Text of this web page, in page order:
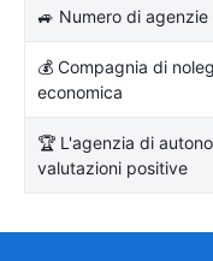
🚙 Numero di
💰 Compagnia di
economica
🏆 L'agenzia di
valutazioni positive